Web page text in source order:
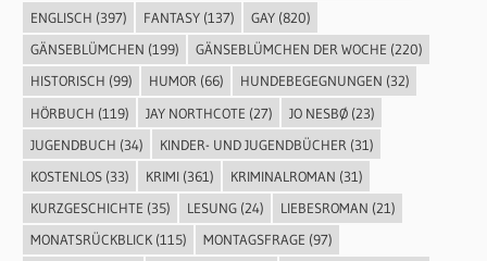
ENGLISCH (397) FANTASY(137) GAY(820)
GÄNSEBLÜMCHEN (199) GÄNSEBLÜMCHEN DER WOCHE (220)
HISTORISCH (99) HUMOR(66) HUNDEBEGEGNUNGEN (32)
HÖRBUCH (119) JAY NORTHCOTE (27) JO NESBØ(23)
JUGENDBUCH (34) KINDER- UND JUGENDBÜCHER (31)
KOSTENLOS(33) KRIMI(361) KRIMINALROMAN (31)
KURZGESCHICHTE (35) LESUNG(24) LIEBESROMAN (21)
MONATSRÜCKBLICK(115) MONTAGSFRAGE (97)